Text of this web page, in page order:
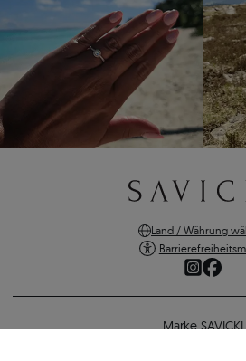
Land / Währung
Marke SAVICKI